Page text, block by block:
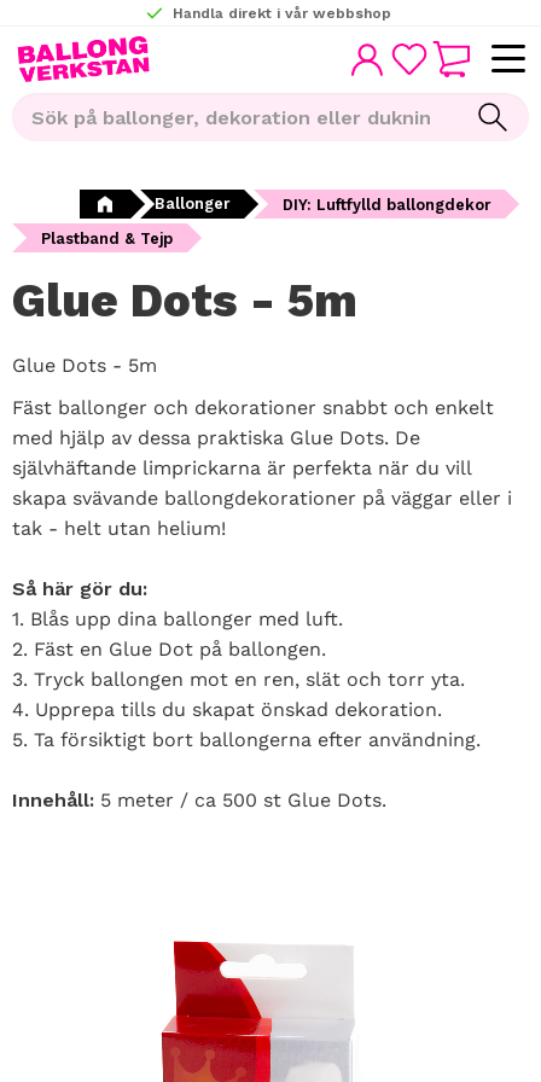
Meny
Handla direkt i vår webbshop
FAVORITER
KUNDVAGN
Ballonger
DIY: Luftfylld ballongdekor
Plastband & Tejp
Glue Dots - 5m
Glue Dots - 5m
Fäst ballonger och dekorationer snabbt och enkelt
med hjälp av dessa praktiska Glue Dots. De
självhäftande limprickarna är perfekta när du vill
skapa svävande ballongdekorationer på väggar eller i
tak - helt utan helium!
Så här gör du:
1. Blås upp dina ballonger med luft.
2. Fäst en Glue Dot på ballongen.
3. Tryck ballongen mot en ren, slät och torr yta.
4. Upprepa tills du skapat önskad dekoration.
5. Ta försiktigt bort ballongerna efter användning.
Innehåll: 5 meter / ca 500 st Glue Dots.